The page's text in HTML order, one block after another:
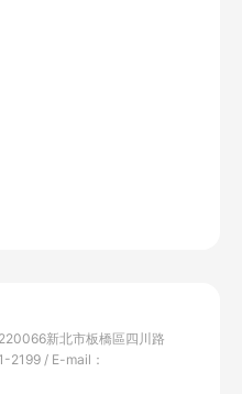
新北市板橋區四川路
2199 / E-mail：